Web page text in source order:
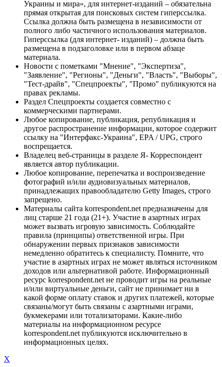
Украины и мира», для интернет-изданий – обязательна
прямая открытая для поисковых систем гиперссылка.
Ссылка должна быть размещена в независимости от
полного либо частичного использования материалов.
Гиперссылка (для интернет- изданий) – должна быть
размещена в подзаголовке или в первом абзаце
материала.
Новости с пометками "Мнение", "Экспертиза",
"Заявление", "Регионы", "Деньги", "Власть", "Выборы",
"Тест-драйв", "Спецпроекты", "Промо" публикуются на
правах рекламы.
Раздел Спецпроекты создается совместно с
коммерческими партнерами.
Любое копирование, публикация, републикация и
другое распространение информации, которое содержит
ссылку на "Интерфакс-Украина", EPA / UPG, строго
воспрещается.
Владелец веб-страницы в разделе Я- Корреспондент
является автор публикации.
Любое копирование, перепечатка и воспроизведение
фотографий и/или аудиовизуальных материалов,
принадлежащих правообладателю Getty Images, строго
запрещено.
Материалы сайта korrespondent.net предназначены для
лиц старше 21 года (21+). Участие в азартных играх
может вызвать игровую зависимость. Соблюдайте
правила (принципы) ответственной игры. При
обнаружении первых признаков зависимости
немедленно обратитесь к специалисту. Помните, что
участие в азартных играх не может являться источником
доходов или альтернативой работе. Информационный
ресурс korrespondent.net не проводит игры на реальные
и/или виртуальные деньги, сайт не принимает ни в
какой форме оплату ставок и других платежей, которые
связаны/могут быть связаны с азартными играми,
букмекерами или тотализаторами. Какие-либо
материалы на информационном ресурсе
korrespondent.net публикуются исключительно в
информационных целях.
X